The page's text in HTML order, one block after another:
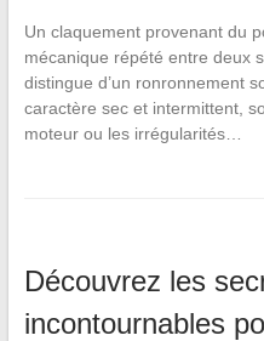
Un claquement provenant du
mécanique répété entre deux
distingue d’un ronronnement
caractère sec et intermittent,
moteur ou les irrégularités…
Découvrez les
incontournables